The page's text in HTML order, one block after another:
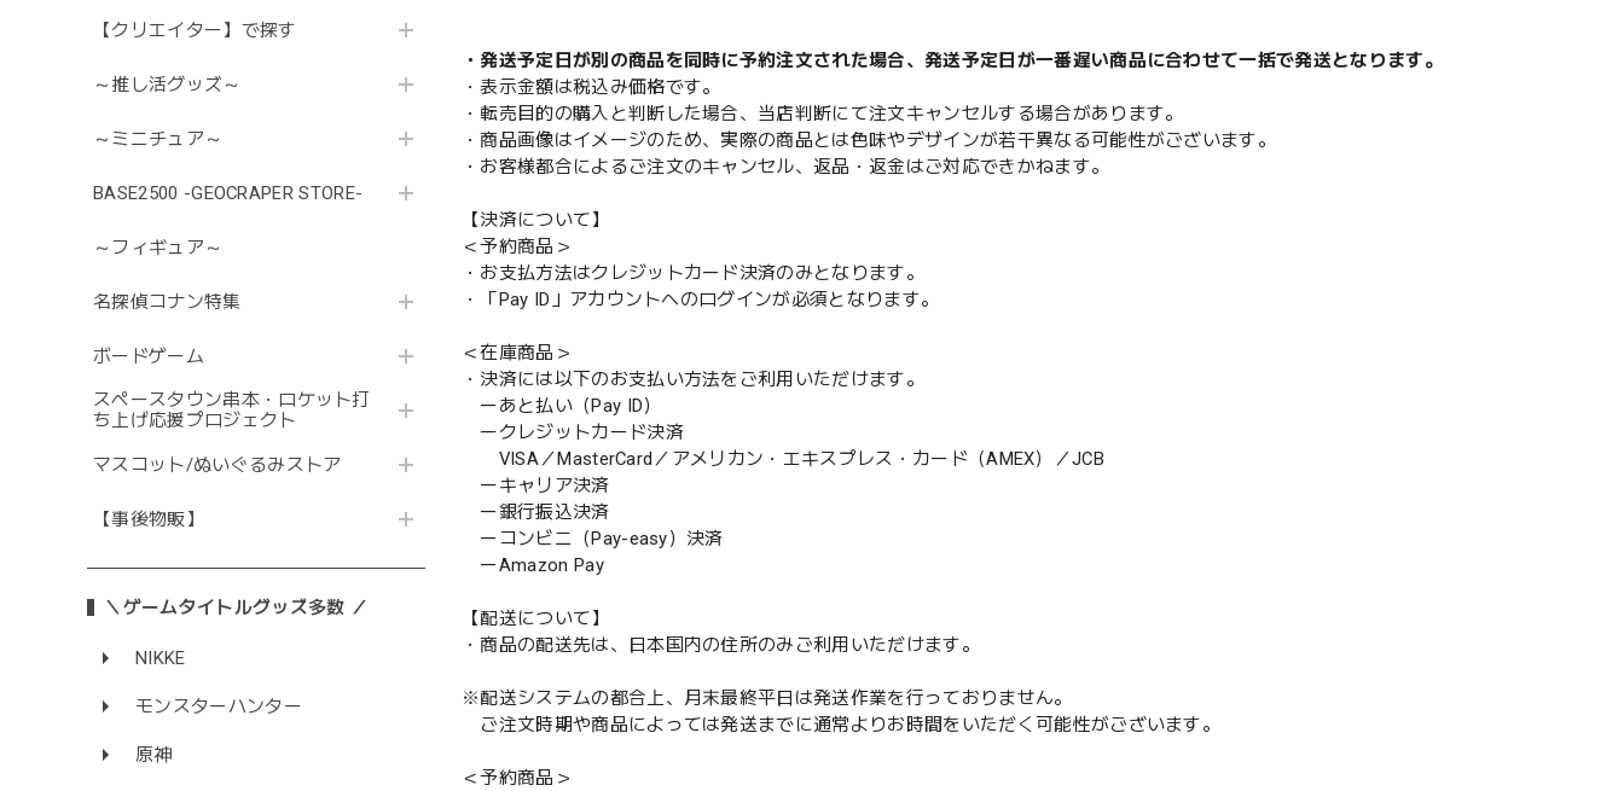
【クリエイター】で探す
～推し活グッズ～
～ミニチュア～
BASE2500 -GEOCRAPER STORE-
～フィギュア～
名探偵コナン特集
ボードゲーム
スペースタウン串本・ロケット打
ち上げ応援プロジェクト
マスコット/ぬいぐるみストア
【事後物販】
＼ゲームタイトルグッズ多数 ／
NIKKE
モンスターハンター
原神
・発送予定日が別の商品を同時に予約注文された場合、発送予定日が一番遅い商品に合わせて一括で発送となります。
・表示金額は税込み価格です。
・転売目的の購入と判断した場合、当店判断にて注文キャンセルする場合があります。
・商品画像はイメージのため、実際の商品とは色味やデザインが若干異なる可能性がございます。
・お客様都合によるご注文のキャンセル、返品・返金はご対応できかねます。
【決済について】
＜予約商品＞
・お支払方法はクレジットカード決済のみとなります。
・「Pay ID」アカウントへのログインが必須となります。
＜在庫商品＞
・決済には以下のお支払い方法をご利用いただけます。
ーあと払い（Pay ID）
ークレジットカード決済
VISA／MasterCard／アメリカン・エキスプレス・カード（AMEX）／JCB
ーキャリア決済
ー銀行振込決済
ーコンビニ（Pay-easy）決済
ーAmazon Pay
【配送について】
・商品の配送先は、日本国内の住所のみご利用いただけます。
※配送システムの都合上、月末最終平日は発送作業を行っておりません。
ご注文時期や商品によっては発送までに通常よりお時間をいただく可能性がございます。
＜予約商品＞